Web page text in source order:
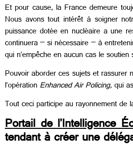
Et pour cause, la France demeure
Nous avons tout intérêt à soigner
puissance dotée en nucléaire a une
continuera – si nécessaire – à
qui n’empêche en aucun cas le
Pouvoir aborder ces sujets et rassurer
l’opérationEnhanced Air Policing,qui
Toutceci participe au rayonnement de
Portail de l’Intelligence
tendant à créer une